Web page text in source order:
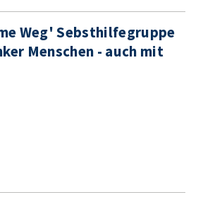
Weg' Sebsthilfegruppe
Menschen - auch mit